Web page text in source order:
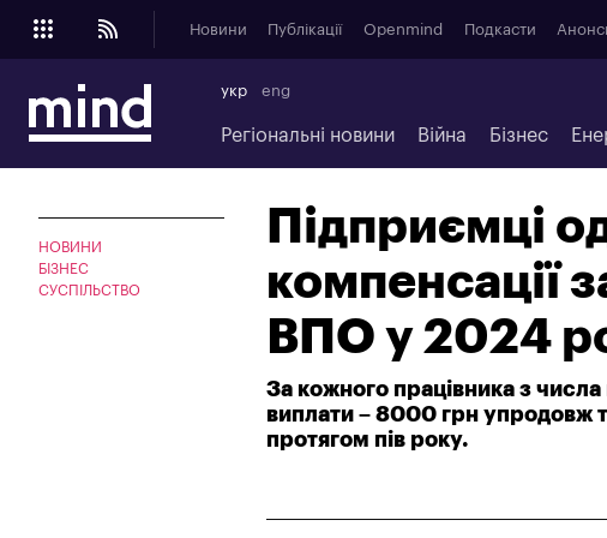
Новини Публікації Openmind Подкасти
укр eng
Регіональні новини Війна Бізнес
НОВИНИ
БІЗНЕС
СУСПІЛЬСТВО
Підприємці
компенсації
ВПО у 2024
За кожного працівника з
виплати – 8000 грн упродовж
протягом пів року.